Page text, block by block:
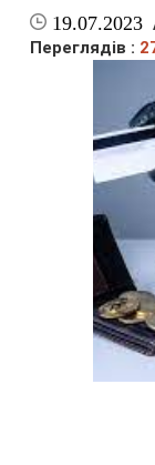
19.07.2023
Переглядів :